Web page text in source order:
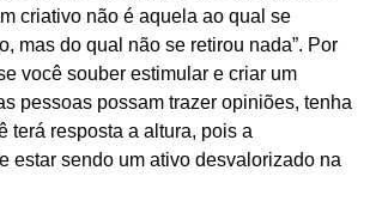
criativo não é aquela ao qual se
mas do qual não se retirou nada”. Por
você souber estimular e criar um
pessoas possam trazer opiniões, tenha
terá resposta a altura, pois a
estar sendo um ativo desvalorizado na